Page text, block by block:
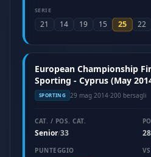
SERIE
21 14 19 15 25 22
European Championship
Sporting - Cyprus (May
SPORTING 29 mag 2014·200 bersagli
CAT. / POS. CAT.
Senior/33
PUNTEGGIO